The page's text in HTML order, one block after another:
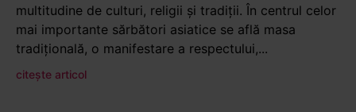
multitudine de culturi, religii și tradiții. În centrul celor
mai importante sărbători asiatice se află masa
tradițională, o manifestare a respectului,...
citește articol